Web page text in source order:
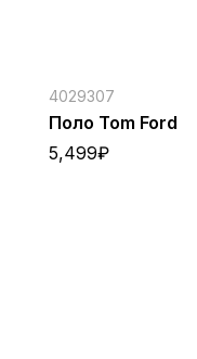
4029307
Поло Tom Ford
5,499₽